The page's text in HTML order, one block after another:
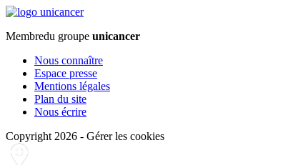
Membredu groupe unicancer
Nous connaître
Espace presse
Mentions légales
Plan du site
Nous écrire
Copyright 2026 - Gérer les cookies